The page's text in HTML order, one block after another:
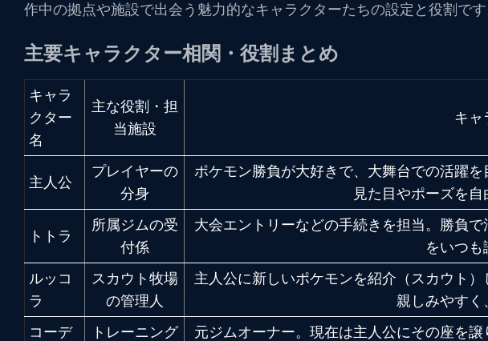
作中の拠点や施設で出会う魅力的なキャラクターたちの設定と役割です
主要キャラクター相関・役割まとめ
キャラ
クター
名
主な役割・担
当施設
キャ
主人公
プレイヤーの
分身
ポケモン勝負が大好きで、大舞台での活躍を
見た目やポーズを自
トトラ
所属ジムの受
付係
大会エントリーなどの手続きを担当。勝負
をいつも
ルッコ
ラ
スカウト牧場
の管理人
主人公に新しいポケモンを紹介（スカウト）
親しみやすく
コーデ
トレーニング
元ジムオーナー。現在は主人公にその座を